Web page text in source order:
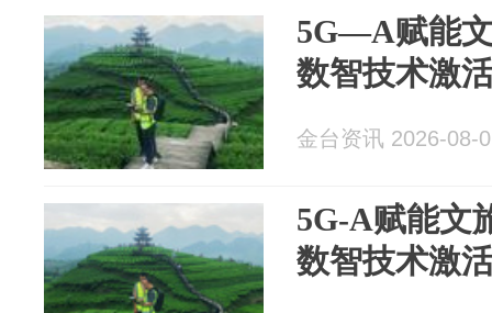
5G—A赋能
数智技术激
金台资讯 2026-08-
5G-A赋能文
数智技术激